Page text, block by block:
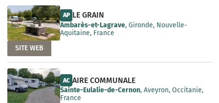
AP LE GRAIN
Ambarès-et-Lagrave, Gironde, Nouvelle-
Aquitaine, France
SITE WEB
AC AIRE COMMUNALE
Sainte-Eulalie-de-Cernon, Aveyron, Occitanie,
France